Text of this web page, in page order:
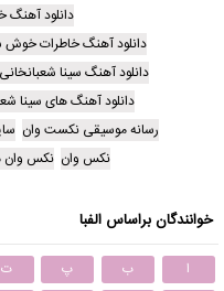
دانلود آهنگ
دانلود آهنگ خاطرات خوش
دانلود آهنگ سینا
دانلود آهنگ های سینا
رسانه موسیقی نکست وان
نکس وان نکس وان
خوانندگان براساس الفبا
ا ب پ ت